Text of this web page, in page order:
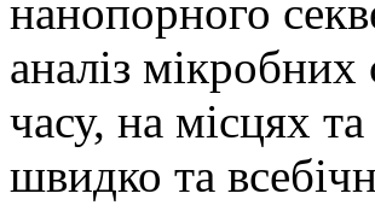
нанопорного
аналіз
часу, на місцях
швидко та